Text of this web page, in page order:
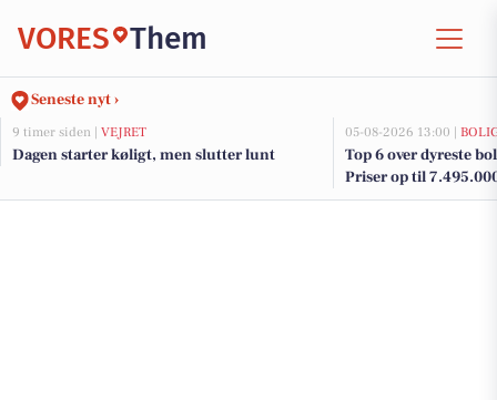
VORES Them
Seneste nyt ›
9 timer siden | VEJRET
Dagen starter køligt, men slutter lunt
05-08-2026 13:00 |
Top 6 over dyreste
Priser op til